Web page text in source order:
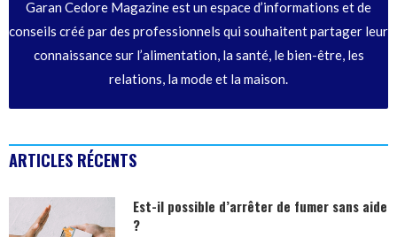
Garan Cedore Magazine est un espace d’informations et de
conseils créé par des professionnels qui souhaitent partager leur
connaissance sur l’alimentation, la santé, le bien-être, les
relations, la mode et la maison.
ARTICLES RÉCENTS
Est-il possible d’arrêter de fumer sans aide
?